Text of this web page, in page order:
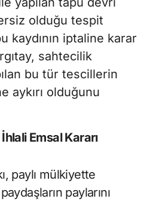
olduğu tespit
kaydının iptaline karar
sahtecilik
bu tür tescillerin
aykırı olduğunu
Emsal Kararı
paylı mülkiyette
paylarını